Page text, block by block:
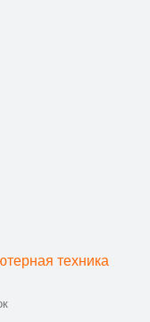
техника